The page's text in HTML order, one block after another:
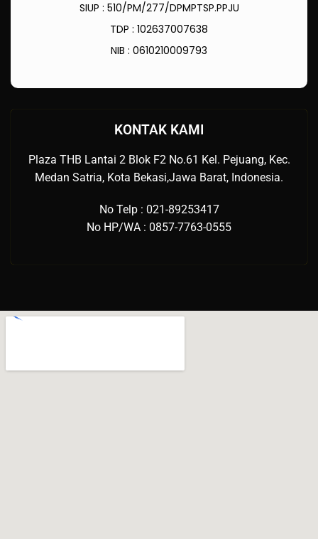
SIUP : 510/PM/277/DPMPTSP.PPJU
TDP : 102637007638
NIB : 0610210009793
KONTAK KAMI
Plaza THB Lantai 2 Blok F2 No.61 Kel. Pejuang, Kec.
Medan Satria, Kota Bekasi,Jawa Barat, Indonesia.
No Telp : 021-89253417
No HP/WA : 0857-7763-0555